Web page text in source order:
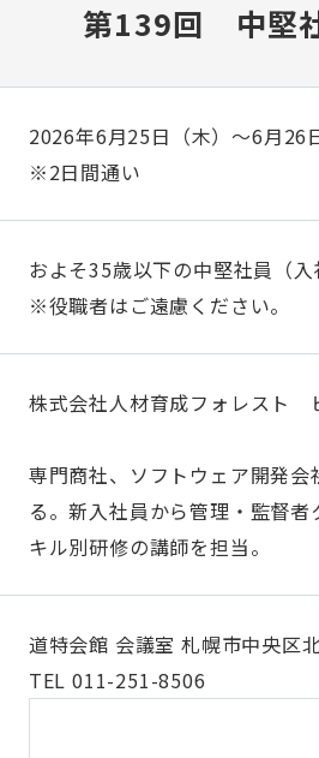
第139回 中堅
2026年6月25日（木）～6月26
※2日間通い
およそ35歳以下の中堅社員（入
※役職者はご遠慮ください。
株式会社人材育成フォレスト
専門商社、ソフトウェア開発
る。新入社員から管理・監督
キル別研修の講師を担当。
道特会館 会議室 札幌市中央区
TEL 011-251-8506